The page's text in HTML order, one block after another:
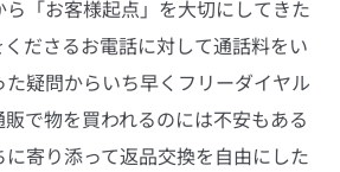
「お客様起点」を大切にしてきた
ださるお電話に対して通話料をい
疑問からいち早くフリーダイヤル
で物を買われるのには不安もある
寄り添って返品交換を自由にした